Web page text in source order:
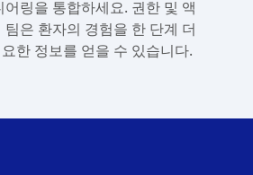
링을 통합하세요. 권한 및 액
은 환자의 경험을 한 단계 더
한 정보를 얻을 수 있습니다.